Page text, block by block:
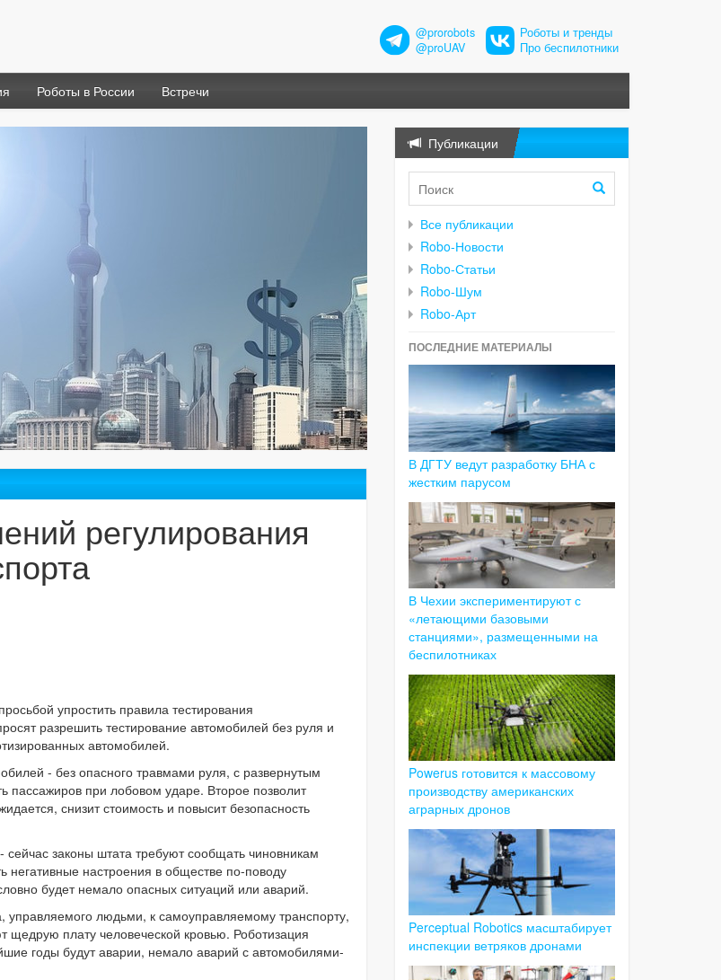
@prorobots
@proUAV
Роботы и тренды
Про беспилотники
Роботы в России Встречи
регулирования
упростить правила тестирования
разрешить тестирование автомобилей без руля и
автомобилей.
- без опасного травмами руля, с развернутым
пассажиров при лобовом ударе. Второе позволит
снизит стоимость и повысит безопасность
законы штата требуют сообщать чиновникам
настроения в обществе по-поводу
будет немало опасных ситуаций или аварий.
людьми, к самоуправляемому транспорту,
плату человеческой кровью. Роботизация
годы будут аварии, немало аварий с автомобилями-
Публикации
Все публикации
Robo-Новости
Robo-Статьи
Robo-Шум
Robo-Арт
ПОСЛЕДНИЕ МАТЕРИАЛЫ
В ДГТУ ведут разработку БНА с
жестким парусом
В Чехии экспериментируют с
«летающими базовыми
станциями», размещенными на
беспилотниках
Powerus готовится к массовому
производству американских
аграрных дронов
Perceptual Robotics масштабирует
инспекции ветряков дронами